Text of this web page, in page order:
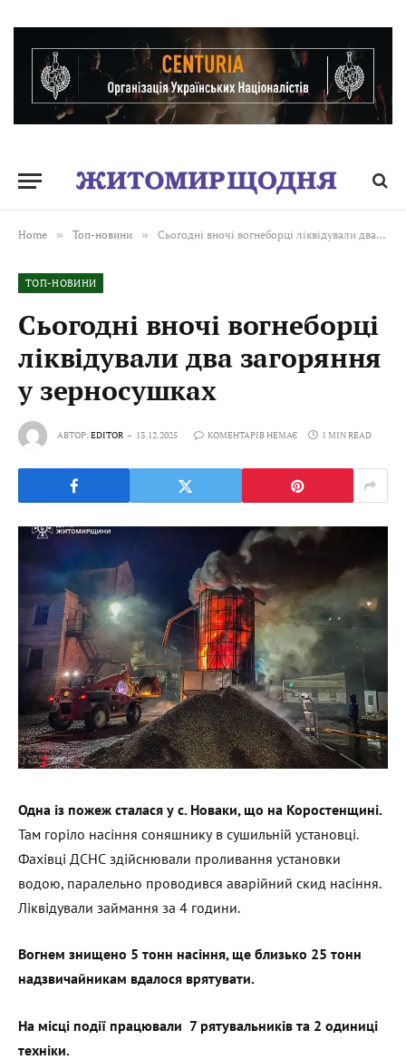
Home » Топ-новини » Сьогодні вночі вогнеборці ліквідували два загоряння у зерносушках
ТОП-НОВИНИ
Сьогодні вночі вогнеборці
ліквідували два загоряння
у зерносушках
АВТОР:EDITOR 13.12.2025 КОМЕНТАРІВ НЕМАЄ 1 MIN READ
Одна із пожеж сталася у с. Новаки, що на Коростенщині.
Там горіло насіння соняшнику в сушильній установці.
Фахівці ДСНС здійснювали проливання установки
водою, паралельно проводився аварійний скид насіння.
Ліквідували займання за 4 години.
Вогнем знищено 5 тонн насіння, ще близько 25 тонн
надзвичайникам вдалося врятувати.
На місці події працювали 7 рятувальників та 2 одиниці
техніки.